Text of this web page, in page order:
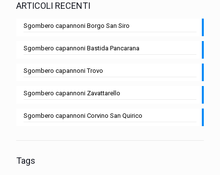
ARTICOLI RECENTI
Sgombero capannoni Borgo San Siro
Sgombero capannoni Bastida Pancarana
Sgombero capannoni Trovo
Sgombero capannoni Zavattarello
Sgombero capannoni Corvino San Quirico
Tags